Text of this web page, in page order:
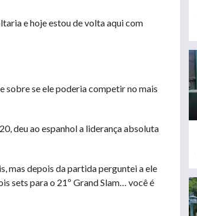
e hoje estou de volta aqui com
sobre se ele poderia competir no mais
deu ao espanhol a liderança absoluta
mas depois da partida perguntei a ele
sets para o 21º Grand Slam… você é